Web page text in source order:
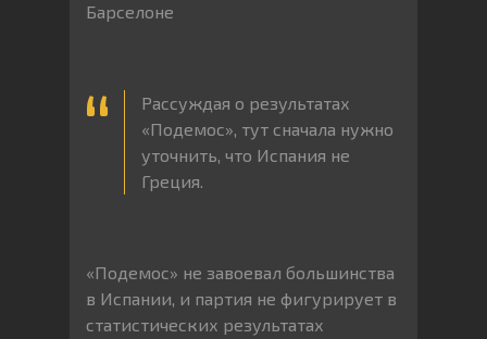
Барселоне
Рассуждая о результатах
«Подемос», тут сначала нужно
уточнить, что Испания не
Греция.
«Подемос» не завоевал большинства
в Испании, и партия не фигурирует в
статистических результатах